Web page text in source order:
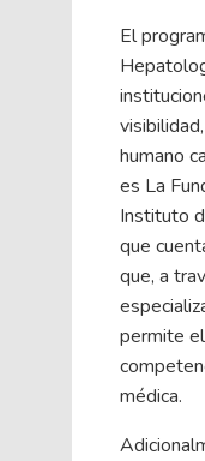
El
humano
es La
Instituto
que
que, a
permite
médica.